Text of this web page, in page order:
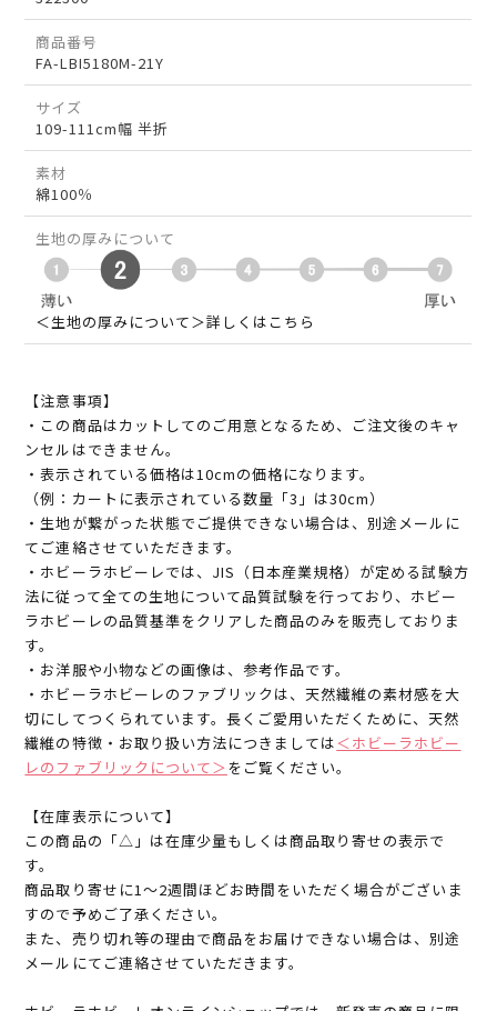
商品番号
FA-LBI5180M-21Y
サイズ
109-111cm幅 半折
素材
綿100％
生地の厚みについて
＜生地の厚みについて＞詳しくはこちら
【注意事項】
・この商品はカットしてのご用意となるため、ご注文後のキャ
ンセルはできません。
・表示されている価格は10cmの価格になります。
（例：カートに表示されている数量「3」は30cm）
・生地が繋がった状態でご提供できない場合は、別途メールに
てご連絡させていただきます。
・ホビーラホビーレでは、JIS（日本産業規格）が定める試験方
法に従って全ての生地について品質試験を行っており、ホビー
ラホビーレの品質基準をクリアした商品のみを販売しておりま
す。
・お洋服や小物などの画像は、参考作品です。
・ホビーラホビーレのファブリックは、天然繊維の素材感を大
切にしてつくられています。長くご愛用いただくために、天然
繊維の特徴・お取り扱い方法につきましては＜ホビーラホビー
レのファブリックについて＞ をご覧ください。
【在庫表示について】
この商品の「△」は在庫少量もしくは商品取り寄せの表示で
す。
商品取り寄せに1～2週間ほどお時間をいただく場合がございま
すので予めご了承ください。
また、売り切れ等の理由で商品をお届けできない場合は、別途
メールにてご連絡させていただきます。